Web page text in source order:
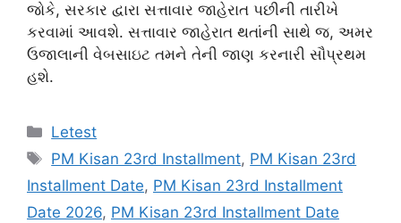
જોકે, સરકાર દ્વારા સત્તાવાર જાહેરાત પછીની તારીખે
કરવામાં આવશે. સત્તાવાર જાહેરાત થતાંની સાથે જ, અમર
ઉજાલાની વેબસાઇટ તમને તેની જાણ કરનારી સૌપ્રથમ
હશે.
Categories
Letest
Tags
PM Kisan 23rd Installment, PM Kisan 23rd
Installment Date, PM Kisan 23rd Installment
Date 2026, PM Kisan 23rd Installment Date